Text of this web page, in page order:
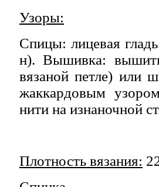
Узоры:
Спицы: лицевая
н). Вышивка:
вязаной петле) или
жаккардовым
нити на изнаночной
Плотность вязания: